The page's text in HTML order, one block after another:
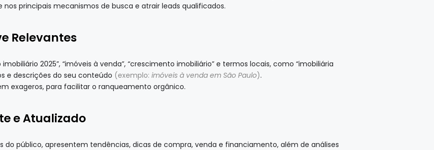
principais mecanismos de busca e atrair leads qualificados.
Relevantes
2025”, “imóveis à venda”, “crescimento imobiliário” e termos locais, como “imobiliária
e descrições do seu conteúdo (exemplo: imóveis à venda em São Paulo).
exageros, para facilitar o ranqueamento orgânico.
e Atualizado
do público, apresentem tendências, dicas de compra, venda e financiamento, além de análises